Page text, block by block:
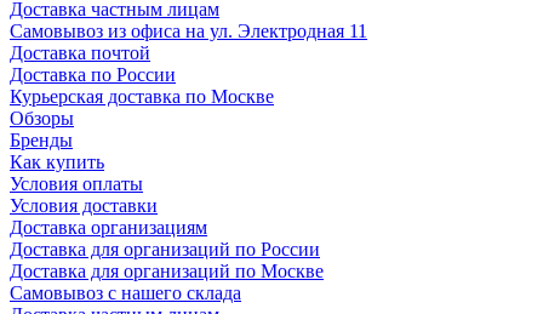
Доставка частным лицам
Самовывоз из офиса на ул. Электродная 11
Доставка почтой
Доставка по России
Курьерская доставка по Москве
Обзоры
Бренды
Как купить
Условия оплаты
Условия доставки
Доставка организациям
Доставка для организаций по России
Доставка для организаций по Москве
Самовывоз с нашего склада